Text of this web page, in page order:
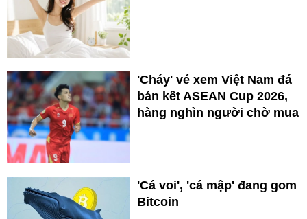
'Cháy' vé xem Việt Nam đá
bán kết ASEAN Cup 2026,
hàng nghìn người chờ mua
'Cá voi', 'cá mập' đang gom
Bitcoin